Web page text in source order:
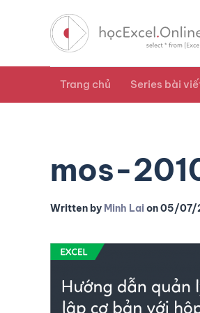
Trang chủ Series bài
mos-
Written by Minh Laion05/07/